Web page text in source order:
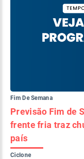
Fim De Semana
Previsão Fim de
frente fria traz
país
Ciclone